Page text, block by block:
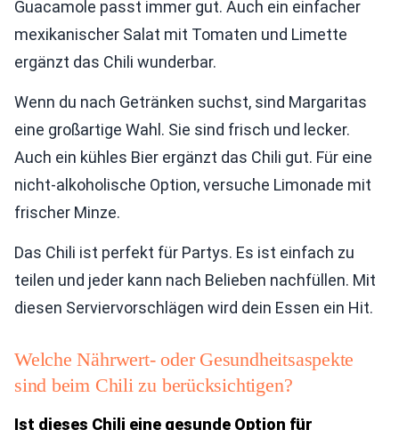
Guacamole passt immer gut. Auch ein einfacher
mexikanischer Salat mit Tomaten und Limette
ergänzt das Chili wunderbar.
Wenn du nach Getränken suchst, sind Margaritas
eine großartige Wahl. Sie sind frisch und lecker.
Auch ein kühles Bier ergänzt das Chili gut. Für eine
nicht-alkoholische Option, versuche Limonade mit
frischer Minze.
Das Chili ist perfekt für Partys. Es ist einfach zu
teilen und jeder kann nach Belieben nachfüllen. Mit
diesen Serviervorschlägen wird dein Essen ein Hit.
Welche Nährwert- oder Gesundheitsaspekte
sind beim Chili zu berücksichtigen?
Ist dieses Chili eine gesunde Option für